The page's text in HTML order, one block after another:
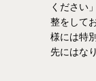
ください
整をして
様には特
先にはな